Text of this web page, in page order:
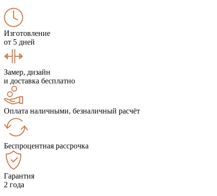
Изготовление
от 5 дней
Замер, дизайн
и доставка бесплатно
Оплата наличными, безналичный расчёт
Беспроцентная рассрочка
Гарантия
2 года